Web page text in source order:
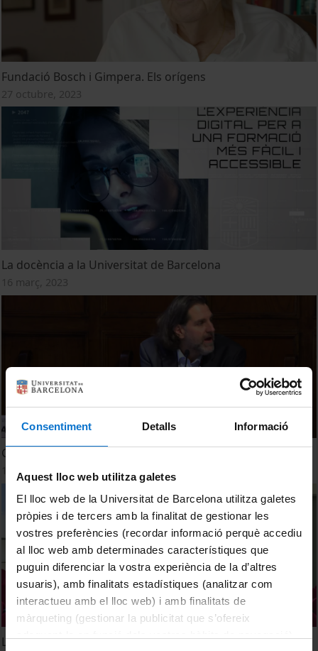
Consentiment Detalls Informació
Aquest lloc web utilitza galetes
El lloc web de la Universitat de Barcelona utilitza galetes
pròpies i de tercers amb la finalitat de gestionar les
vostres preferències (recordar informació perquè accediu
al lloc web amb determinades característiques que
puguin diferenciar la vostra experiència de la d’altres
usuaris), amb finalitats estadístiques (analitzar com
interactueu amb el lloc web) i amb finalitats de
màrqueting (gestionar la publicitat que s’ofereix
Fundació Bosch i Gimpera. Els orígens
27 octubre, 2023
La docència a la Universitat de Barcelona
16 març, 2023
Green Jobs and Innovation
14 febrer, 2023
L'impacte social de les noves tecnologies